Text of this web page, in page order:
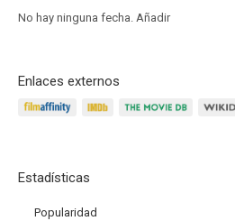
No hay ninguna fecha. Añadir
Enlaces externos
Estadísticas
Popularidad